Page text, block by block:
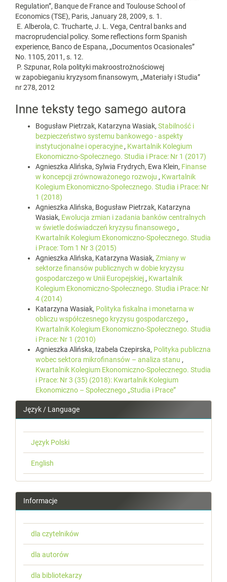
Regulation”, Banque de France and Toulouse School of
Economics (TSE), Paris, January 28, 2009, s. 1.
E. Alberola, C. Trucharte, J. L. Vega, Central banks and
macroprudencial policy. Some reflections form Spanish
experience, Banco de Espana, „Documentos Ocasionales”
No. 1105, 2011, s. 12.
P. Szpunar, Rola polityki makroostrożnościowej
w zapobieganiu kryzysom finansowym, „Materiały i Studia”
nr 278, 2012
Inne teksty tego samego autora
Bogusław Pietrzak, Katarzyna Wasiak, Stabilność i
bezpieczeństwo systemu bankowego - aspekty
instytucjonalne i operacyjne , Kwartalnik Kolegium
Ekonomiczno-Społecznego. Studia i Prace: Nr 1 (2017)
Agnieszka Alińska, Sylwia Frydrych, Ewa Klein, Finanse
w koncepcji zrównoważonego rozwoju , Kwartalnik
Kolegium Ekonomiczno-Społecznego. Studia i Prace: Nr
1 (2018)
Agnieszka Alińska, Bogusław Pietrzak, Katarzyna
Wasiak, Ewolucja zmian i zadania banków centralnych
w świetle doświadczeń kryzysu finansowego ,
Kwartalnik Kolegium Ekonomiczno-Społecznego. Studia
i Prace: Tom 1 Nr 3 (2015)
Agnieszka Alińska, Katarzyna Wasiak, Zmiany w
sektorze finansów publicznych w dobie kryzysu
gospodarczego w Unii Europejskiej , Kwartalnik
Kolegium Ekonomiczno-Społecznego. Studia i Prace: Nr
4 (2014)
Katarzyna Wasiak, Polityka fiskalna i monetarna w
obliczu współczesnego kryzysu gospodarczego ,
Kwartalnik Kolegium Ekonomiczno-Społecznego. Studia
i Prace: Nr 1 (2010)
Agnieszka Alińska, Izabela Czepirska, Polityka publiczna
wobec sektora mikrofinansów – analiza stanu ,
Kwartalnik Kolegium Ekonomiczno-Społecznego. Studia
i Prace: Nr 3 (35) (2018): Kwartalnik Kolegium
Ekonomiczno – Społecznego „Studia i Prace”
Język / Language
Język Polski
English
Informacje
dla czytelników
dla autorów
dla bibliotekarzy